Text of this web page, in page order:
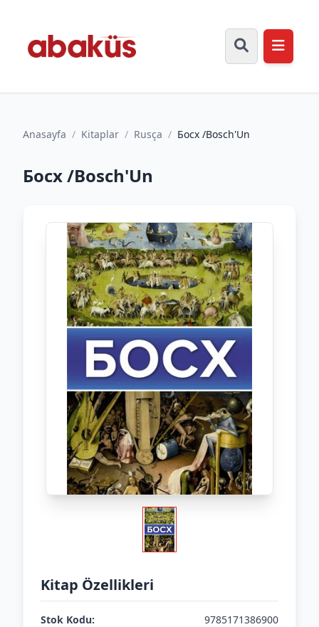
Anasayfa / Kitaplar / Rusça / Босх /Bosch'Un
Босх /Bosch'Un
Kitap Özellikleri
Stok Kodu:
9785171386900